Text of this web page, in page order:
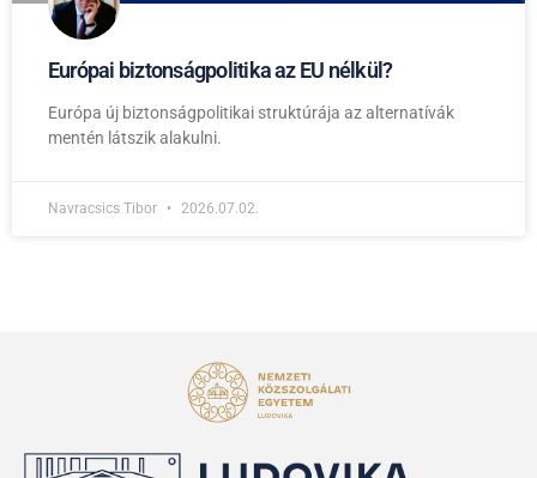
Európai biztonságpolitika az EU nélkül?
Európa új biztonságpolitikai struktúrája az alternatívák
mentén látszik alakulni.
Navracsics Tibor 2026.07.02.